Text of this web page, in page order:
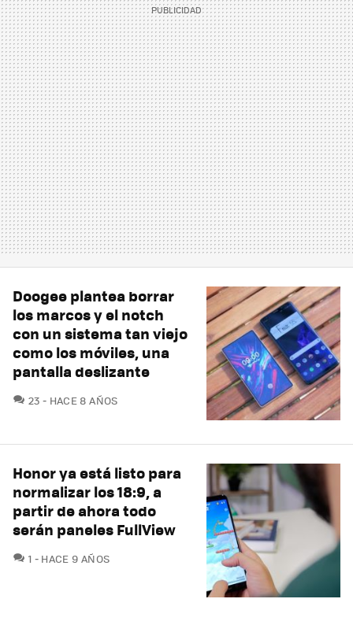
Doogee plantea borrar
los marcos y el notch
con un sistema tan viejo
como los móviles, una
pantalla deslizante
23 COMENTARIOS
HACE 8 AÑOS
Honor ya está listo para
normalizar los 18:9, a
partir de ahora todo
serán paneles FullView
1 COMENTARIOS
HACE 9 AÑOS